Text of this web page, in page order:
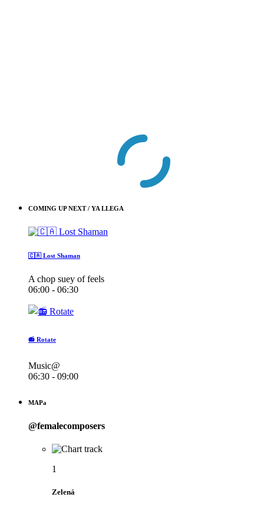
COMING UP NEXT / YA LLEGA
🇨🇦 Lost Shaman
A chop suey of feels
06:00 - 06:30
📻 Rotate
Music@
06:30 - 09:00
MAPa
@femalecomposers
1
Zelená